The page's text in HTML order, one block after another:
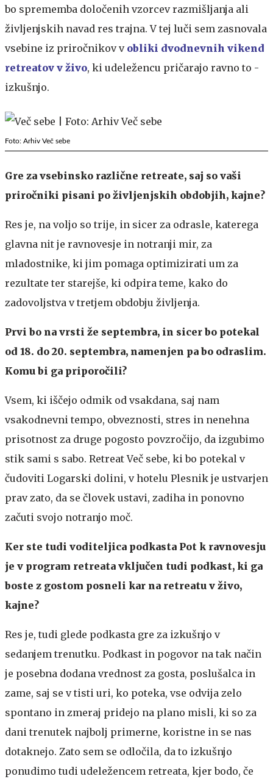
bo sprememba določenih vzorcev razmišljanja ali
življenjskih navad res trajna. V tej luči sem zasnovala
vsebine iz priročnikov v obliki dvodnevnih vikend
retreatov v živo, ki udeležencu pričarajo ravno to -
izkušnjo.
Foto: Arhiv Več sebe
Gre za vsebinsko različne retreate, saj so vaši
priročniki pisani po življenjskih obdobjih, kajne?
Res je, na voljo so trije, in sicer za odrasle, katerega
glavna nit je ravnovesje in notranji mir, za
mladostnike, ki jim pomaga optimizirati um za
rezultate ter starejše, ki odpira teme, kako do
zadovoljstva v tretjem obdobju življenja.
Prvi bo na vrsti že septembra, in sicer bo potekal
od 18. do 20. septembra, namenjen pa bo odraslim.
Komu bi ga priporočili?
Vsem, ki iščejo odmik od vsakdana, saj nam
vsakodnevni tempo, obveznosti, stres in nenehna
prisotnost za druge pogosto povzročijo, da izgubimo
stik sami s sabo. Retreat Več sebe, ki bo potekal v
čudoviti Logarski dolini, v hotelu Plesnik je ustvarjen
prav zato, da se človek ustavi, zadiha in ponovno
začuti svojo notranjo moč.
Ker ste tudi voditeljica podkasta Pot k ravnovesju
je v program retreata vključen tudi podkast, ki ga
boste z gostom posneli kar na retreatu v živo,
kajne?
Res je, tudi glede podkasta gre za izkušnjo v
sedanjem trenutku. Podkast in pogovor na tak način
je posebna dodana vrednost za gosta, poslušalca in
zame, saj se v tisti uri, ko poteka, vse odvija zelo
spontano in zmeraj pridejo na plano misli, ki so za
dani trenutek najbolj primerne, koristne in se nas
dotaknejo. Zato sem se odločila, da to izkušnjo
ponudimo tudi udeležencem retreata, kjer bodo, če